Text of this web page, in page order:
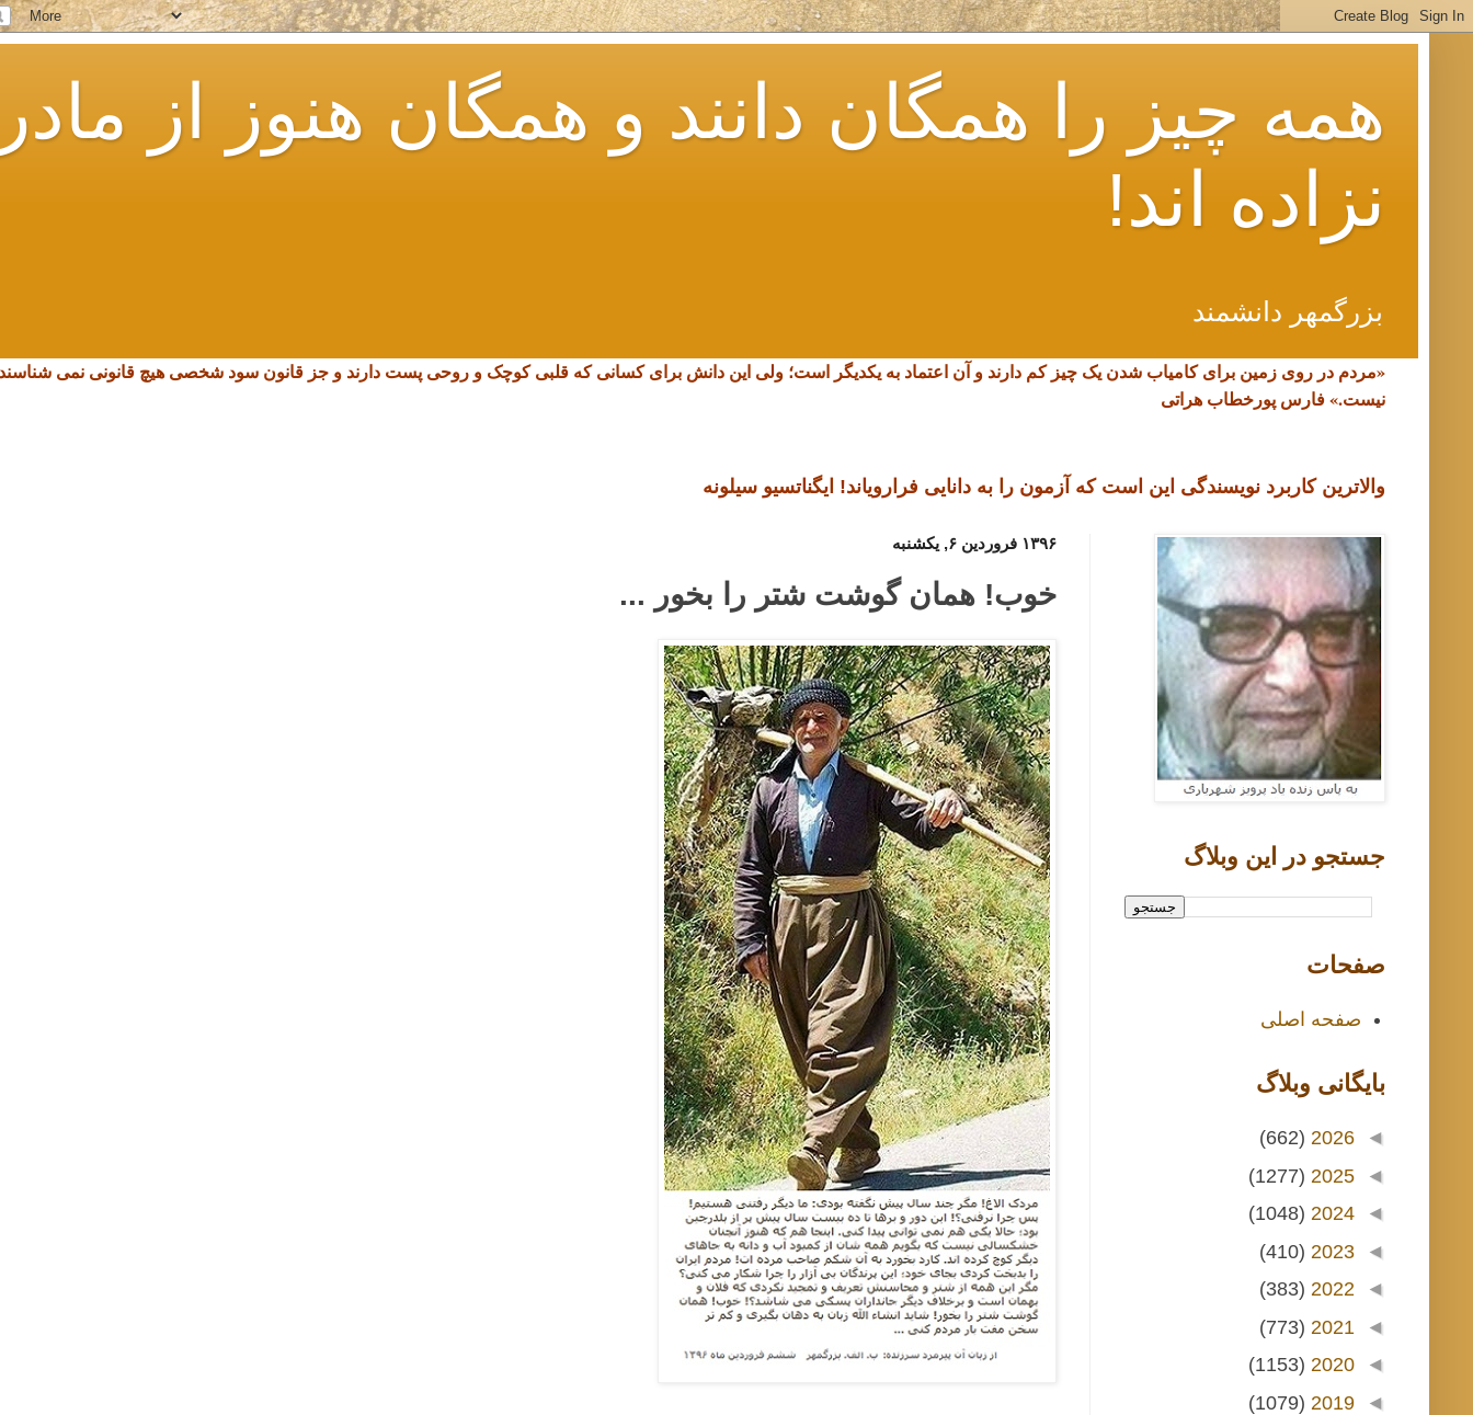
همه چیز را همگان دانند و همگان هنوز از
نزاده اند!
بزرگمهر دانشمند
«مردم در روی زمین برای کامیاب شدن یک چیز کم دارند و آن اعتماد به یکدیگر است؛ ولی این دانش برای کسانی که قلبی کوچک و روحی پست دارند و جز قانون سود شخصی هیچ قانونی نمی
نیست.» فارس پورخطاب هراتی
والاترین کاربرد نویسندگی این است که آزمون را به دانایی فرارویاند! ایگناتسیو سیلونه
۱۳۹۶ فروردین ۶, یکشنبه
خوب! همان گوشت شتر را بخور ...
جستجو در اين وبلاگ
صفحات
صفحه اصلی
بايگانی وبلاگ
◄
2026
(662)
◄
2025
(1277)
◄
2024
(1048)
◄
2023
(410)
◄
2022
(383)
◄
2021
(773)
◄
2020
(1153)
◄
2019
(1079)